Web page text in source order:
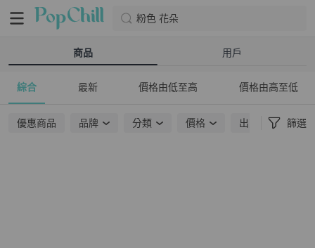
粉色 花朵
商品 用戶
綜合 最新 價格由低至高 價格由高至低
優惠商品 品牌 分類 價格 出貨地點 篩選